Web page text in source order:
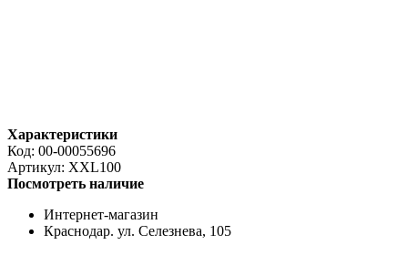
Характеристики
Код: 00-00055696
Артикул: XXL100
Посмотреть наличие
Интернет-магазин
Краснодар. ул. Селезнева, 105